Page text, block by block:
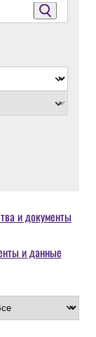
и документы
и данные